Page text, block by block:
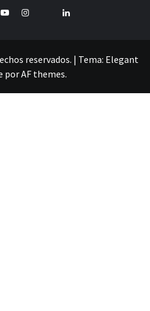
YoutubeInstagramPinterestLinkedIn
reservados. | Tema: Elegant
porAF themes.